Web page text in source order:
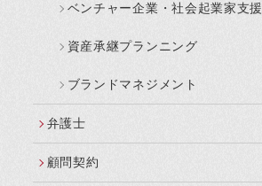
ベンチャー企業・社会起業家支援
資産承継プランニング
ブランドマネジメント
弁護士
顧問契約